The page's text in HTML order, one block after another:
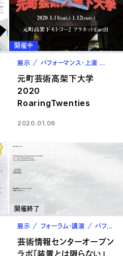
開催中
展示 パフォーマンス・上演
元町芸術高架下大学
2020
RoaringTwenties
2020.01.06
開催終了
展示 フォーラム・講演 パフォーマンス・上演
芸術情報センターオープン
ラボ「装置とは限らない」